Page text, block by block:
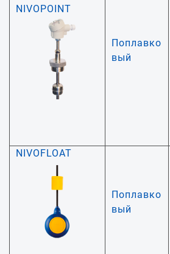
NIVOPOINT
Поплавко
вый
NIVOFLOAT
Поплавко
вый